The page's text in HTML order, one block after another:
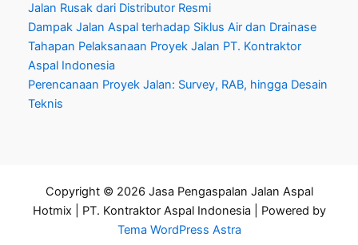
Jalan Rusak dari Distributor Resmi
Dampak Jalan Aspal terhadap Siklus Air dan Drainase
Tahapan Pelaksanaan Proyek Jalan PT. Kontraktor
Aspal Indonesia
Perencanaan Proyek Jalan: Survey, RAB, hingga Desain
Teknis
Copyright © 2026 Jasa Pengaspalan Jalan Aspal
Hotmix | PT. Kontraktor Aspal Indonesia | Powered by
Tema WordPress Astra